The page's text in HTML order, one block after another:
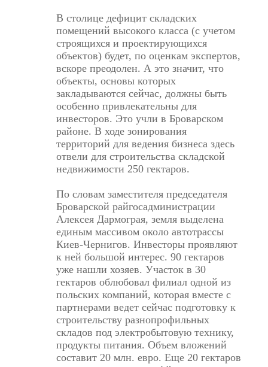
В столице дефицит складских
помещений высокого класса (с учетом
строящихся и проектирующихся
объектов) будет, по оценкам экспертов,
вскоре преодолен. А это значит, что
объекты, основы которых
закладываются сейчас, должны быть
особенно привлекательны для
инвесторов. Это учли в Броварском
районе. В ходе зонирования
территорий для ведения бизнеса здесь
отвели для строительства складской
недвижимости 250 гектаров.
По словам заместителя председателя
Броварской райгосадминистрации
Алексея Дармограя, земля выделена
единым массивом около авто­трассы
Киев-Чернигов. Инвесторы проявляют
к ней большой интерес. 90 гектаров
уже нашли хозяев. Участок в 30
гектаров облюбовал филиал одной из
польских компаний, которая вместе с
партнерами ведет сейчас подготовку к
строительству разнопрофильных
складов под электробытовую технику,
продукты питания. Объем вложений
составит 20 млн. евро. Еще 20 гектаров